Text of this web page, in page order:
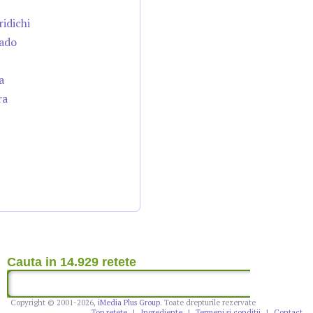
Cauta in 14.929 retete
Copyright © 2001-2026, iMedia Plus Group. Toate drepturile rezervate